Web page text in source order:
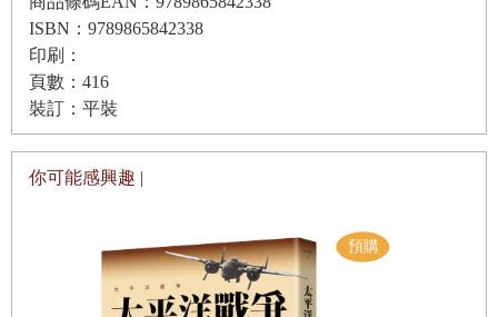
土，遍地廢墟，一片塵埃；灰頭土臉的民工們正彎腰在上面
敲敲打打；挖土機或壓路機在旁邊轟隆不息地作業。如果是
夜晚，一盞掛在高處的高功率燈泡會像明亮耀眼的太陽一
樣，照耀著這片白花花的工地，照耀著水泥灌地，塵埃升
起，汗水滲出；將黑暗驅散的同時，又製造出新的人影幢
幢。這樣的「人造風景」起先對於一位行走者和旁觀者來
們是誰？來自哪裡？又將隨著道路的延伸去往何方？這些道
路，又是由誰掌控著它們生長的週期、軌道和方向？究竟連
ISBN：9789865842338
印刷：
頁數：416
裝訂：平裝
你可能感興趣 |